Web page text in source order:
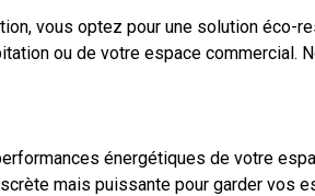
vous optez pour une solution éco-
ou de votre espace commercial.
énergétiques de votre
mais puissante pour garder vos